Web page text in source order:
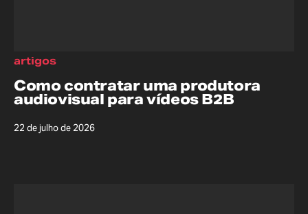
Como contratar uma produtora
audiovisual para vídeos B2B
22 de julho de 2026
artigos